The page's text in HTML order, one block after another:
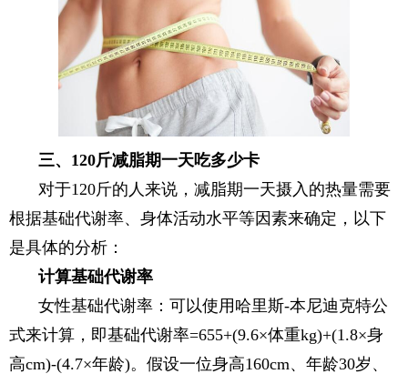
三、120斤减脂期一天吃多少卡
对于120斤的人来说，减脂期一天摄入的热量需要
根据基础代谢率、身体活动水平等因素来确定，以下
是具体的分析：
计算基础代谢率
女性基础代谢率：可以使用哈里斯-本尼迪克特公
式来计算，即基础代谢率=655+(9.6×体重kg)+(1.8×身
高cm)-(4.7×年龄)。假设一位身高160cm、年龄30岁、